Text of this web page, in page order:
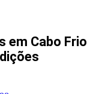
em Cabo Frio